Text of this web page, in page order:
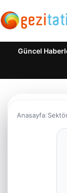
Güncel
Anasayfa